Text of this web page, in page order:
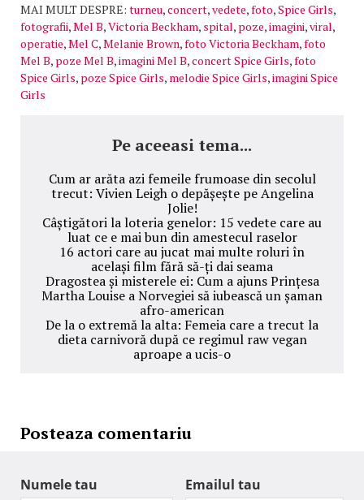
MAI MULT DESPRE: turneu,concert,vedete,foto,Spice Girls,
fotografii,Mel B,Victoria Beckham, spital, poze,imagini,viral,
operatie,Mel C,Melanie Brown,foto Victoria Beckham,foto
Mel B, poze Mel B,imagini Mel B,concert Spice Girls,foto
Spice Girls, poze Spice Girls, melodie Spice Girls,imagini Spice
Girls
Pe aceeasi tema...
Cum ar arăta azi femeile frumoase din secolul
trecut: Vivien Leigh o depășește pe Angelina
Jolie!
Câștigători la loteria genelor: 15 vedete care au
luat ce e mai bun din amestecul raselor
16 actori care au jucat mai multe roluri în
același film fără să-ți dai seama
Dragostea și misterele ei: Cum a ajuns Prințesa
Martha Louise a Norvegiei să iubească un șaman
afro-american
De la o extremă la alta: Femeia care a trecut la
dieta carnivoră după ce regimul raw vegan
aproape a ucis-o
Posteaza comentariu
Numele tau Emailul tau